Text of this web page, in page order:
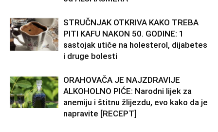
STRUČNJAK OTKRIVA KAKO TREBA
PITI KAFU NAKON 50. GODINE: 1
sastojak utiče na holesterol, dijabetes
i druge bolesti
ORAHOVAČA JE NAJZDRAVIJE
ALKOHOLNO PIĆE: Narodni lijek za
anemiju i štitnu žlijezdu, evo kako da je
napravite [RECEPT]